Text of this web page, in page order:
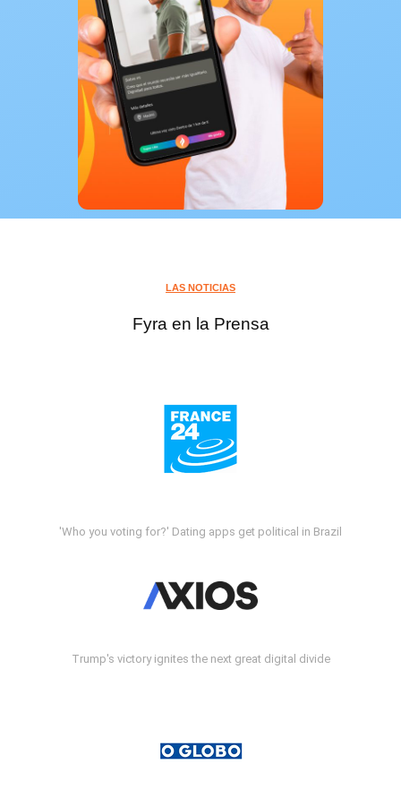
LAS NOTICIAS
Fyra en la Prensa
'Who you voting for?' Dating apps get political in Brazil
Trump's victory ignites the next great digital divide